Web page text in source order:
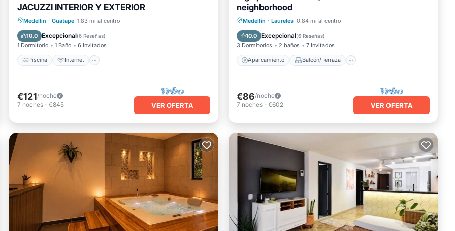
JACUZZI INTERIOR Y EXTERIOR
Medellin · Guatape 1.83 mi al centro
10.0 Excepcional(6 Reseñas)
1 Dormitorio 1 Baño 6 Invitados
Piscina Internet
Piscina
Internet
Se admiten mascotas
€121/noche
7 noches - €845 VER OFERTA
neighborhood
Medellin · Laureles 0.84 mi al centro
10.0 Excepcional(6 Reseñas)
3 Dormitorios 2 baños 7 Invitados
Aparcamiento Balcón/Terraza
Aparcamiento
Balcón/Terraza
Cocina
Internet
€86/noche
7 noches - €602 VER OFERTA